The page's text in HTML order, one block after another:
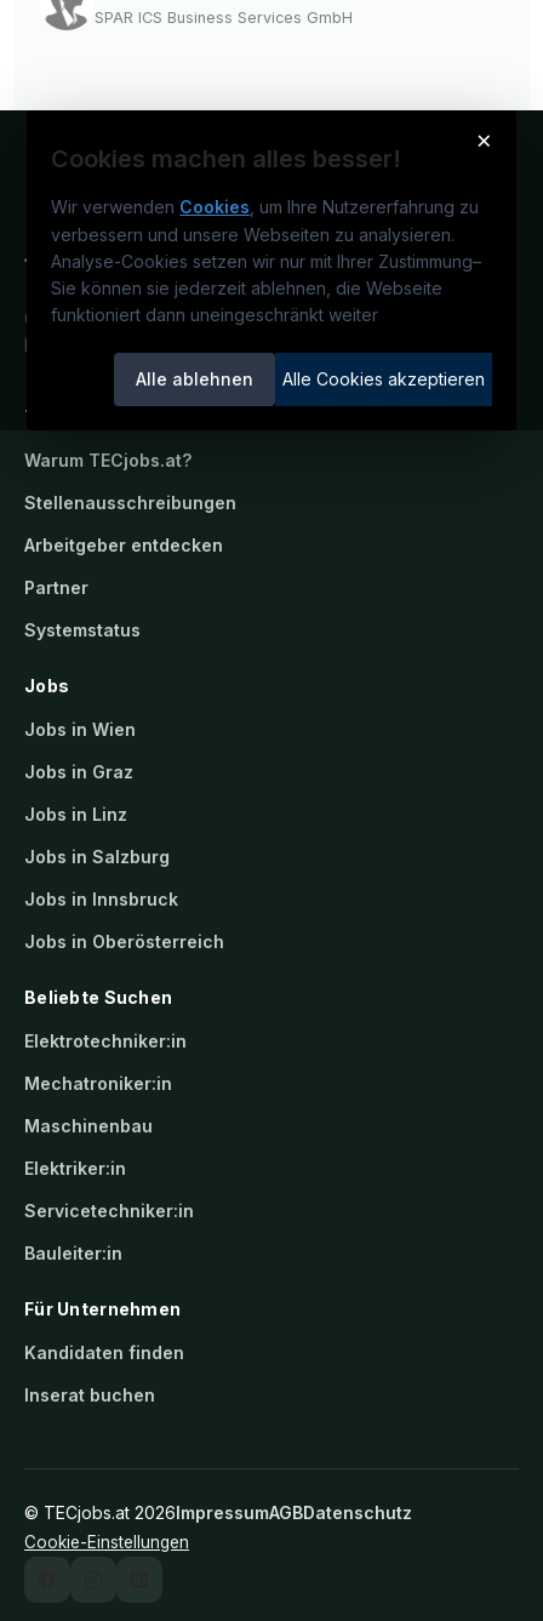
SPAR ICS Business Services GmbH
×
Cookies machen alles besser!
Wir verwenden Cookies , um Ihre Nutzererfahrung zu
verbessern und unsere Webseiten zu analysieren.
Analyse-Cookies setzen wir nur mit Ihrer Zustimmung–
Sie können sie jederzeit ablehnen, die Webseite
funktioniert dann uneingeschränkt weiter
Alle ablehnen Alle Cookies akzeptieren
Österreichs technisches Karriereportal.
Ein Service der candidatis GmbH.
TECjobs.at
Warum TECjobs.at?
Stellenausschreibungen
Arbeitgeber entdecken
Partner
Systemstatus
Jobs
Jobs in Wien
Jobs in Graz
Jobs in Linz
Jobs in Salzburg
Jobs in Innsbruck
Jobs in Oberösterreich
Beliebte Suchen
Elektrotechniker:in
Mechatroniker:in
Maschinenbau
Elektriker:in
Servicetechniker:in
Bauleiter:in
Für Unternehmen
Kandidaten finden
Inserat buchen
© TECjobs.at 2026ImpressumAGBDatenschutz
Cookie-Einstellungen